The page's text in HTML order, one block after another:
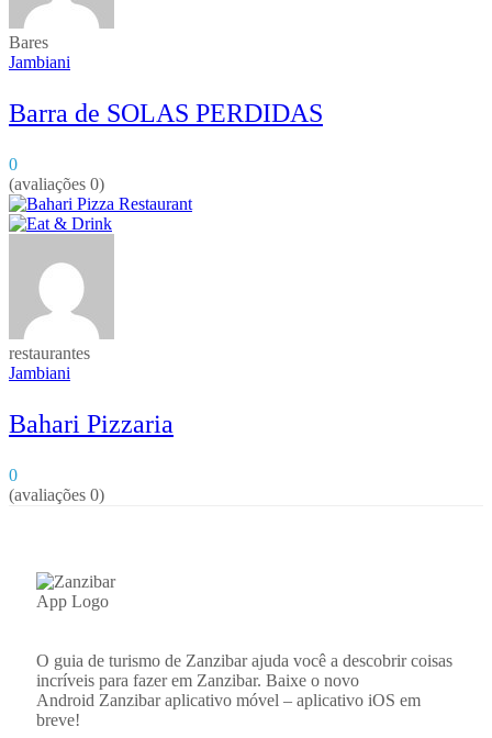
Bares
Jambiani
Barra de SOLAS PERDIDAS
0
(avaliações 0)
restaurantes
Jambiani
Bahari Pizzaria
0
(avaliações 0)
O guia de turismo de Zanzibar ajuda você a descobrir coisas
incríveis para fazer em Zanzibar. Baixe o novo
Android Zanzibaraplicativo móvel – aplicativo iOS em
breve!